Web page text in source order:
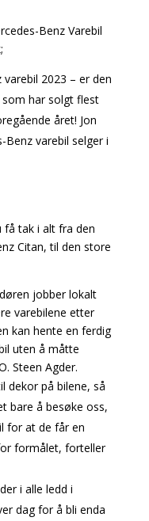
Benz Varebil
2023 – er den
har solgt flest
året! Jon
Benz varebil selger i
få tak i alt fra den
Citan, til den store
jobber lokalt
varebilene etter
kan hente en ferdig
uten å måtte
Steen Agder.
dekor på bilene, så
bare å besøke oss,
for at de får en
formålet, forteller
i alle ledd i
dag for å bli enda